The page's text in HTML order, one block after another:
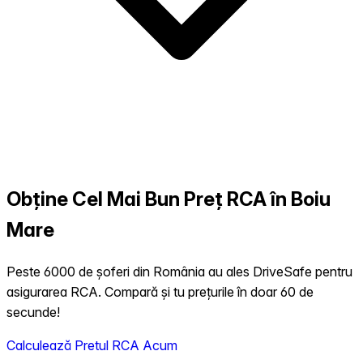
Obține Cel Mai Bun Preț RCA în Boiu
Mare
Peste 6000 de șoferi din România au ales DriveSafe pentru
asigurarea RCA. Compară și tu prețurile în doar 60 de
secunde!
Calculează Prețul RCA Acum